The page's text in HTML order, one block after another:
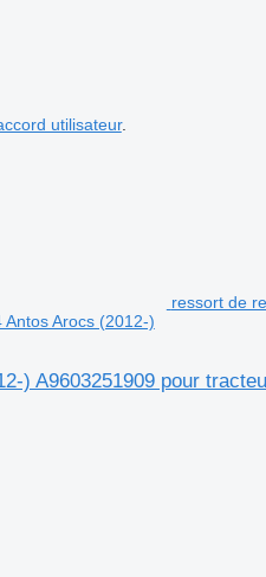
utilisateur.
ressort de
Arocs (2012-)
) A9603251909 pour